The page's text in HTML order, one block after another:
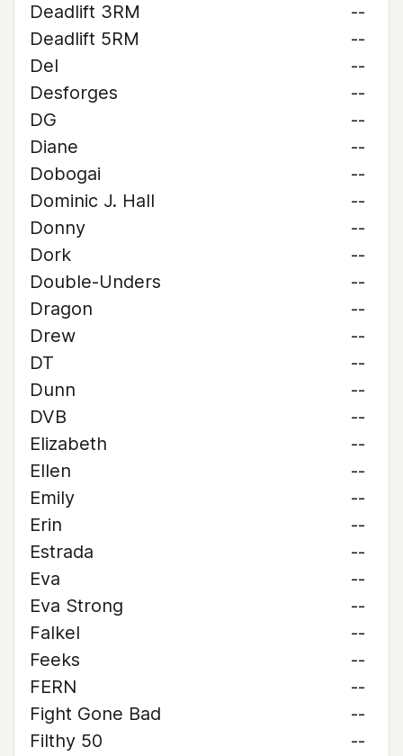
Deadlift 3RM
--
Deadlift 5RM
--
Del
--
Desforges
--
DG
--
Diane
--
Dobogai
--
Dominic J. Hall
--
Donny
--
Dork
--
Double-Unders
--
Dragon
--
Drew
--
DT
--
Dunn
--
DVB
--
Elizabeth
--
Ellen
--
Emily
--
Erin
--
Estrada
--
Eva
--
Eva Strong
--
Falkel
--
Feeks
--
FERN
--
Fight Gone Bad
--
Filthy 50
--